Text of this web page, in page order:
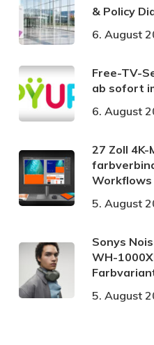
& Policy
6. August
Free-TV-
ab sofort
6. August
27 Zoll
Workflows
5. August
Sonys
WH-
5. August